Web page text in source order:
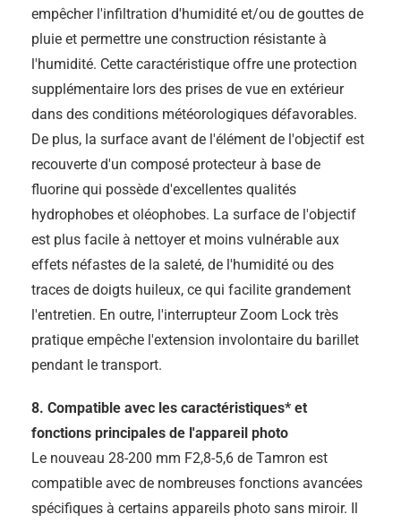
empêcher l'infiltration d'humidité et/ou de gouttes de
pluie et permettre une construction résistante à
l'humidité. Cette caractéristique offre une protection
supplémentaire lors des prises de vue en extérieur
dans des conditions météorologiques défavorables.
De plus, la surface avant de l'élément de l'objectif est
recouverte d'un composé protecteur à base de
fluorine qui possède d'excellentes qualités
hydrophobes et oléophobes. La surface de l'objectif
est plus facile à nettoyer et moins vulnérable aux
effets néfastes de la saleté, de l'humidité ou des
traces de doigts huileux, ce qui facilite grandement
l'entretien. En outre, l'interrupteur Zoom Lock très
pratique empêche l'extension involontaire du barillet
pendant le transport.
8. Compatible avec les caractéristiques* et
fonctions principales de l'appareil photo
Le nouveau 28-200 mm F2,8-5,6 de Tamron est
compatible avec de nombreuses fonctions avancées
spécifiques à certains appareils photo sans miroir. Il